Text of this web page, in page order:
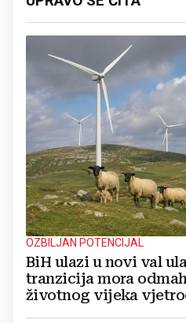
OZBILJAN POTENCIJAL
BiH ulazi u novi val
tranzicija mora
životnog vijeka